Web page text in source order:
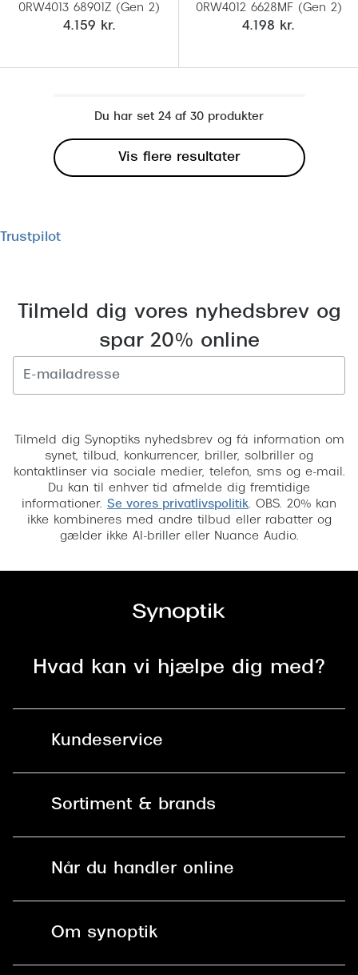
0RW4013 68901Z (Gen 2)
4.159 kr.
0RW4012 6628MF (Gen 2)
4.198 kr.
Du har set 24 af 30 produkter
Vis flere resultater
Trustpilot
Tilmeld dig vores nyhedsbrev og
spar 20% online
Tilmeld dig Synoptiks nyhedsbrev og få information om
synet, tilbud, konkurrencer, briller, solbriller og
kontaktlinser via sociale medier, telefon, sms og e-mail.
Du kan til enhver tid afmelde dig fremtidige
informationer. Se vores privatlivspolitik. OBS. 20% kan
ikke kombineres med andre tilbud eller rabatter og
gælder ikke AI-briller eller Nuance Audio.
Hvad kan vi hjælpe dig med?
Kundeservice
Spørgsmål & svar (FAQ)
Sortiment & brands
Når du handler online
Om synoptik